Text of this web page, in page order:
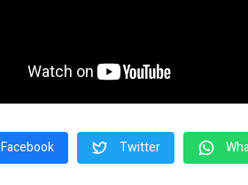
Facebook Twitter